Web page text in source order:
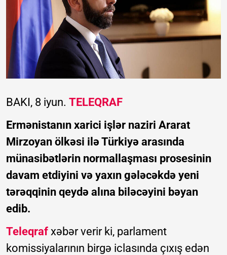
BAKI, 8 iyun. TELEQRAF
Ermənistanın xarici işlər naziri Ararat
Mirzoyan ölkəsi ilə Türkiyə arasında
münasibətlərin normallaşması prosesinin
davam etdiyini və yaxın gələcəkdə yeni
tərəqqinin qeydə alına biləcəyini bəyan
edib.
Teleqraf xəbər verir ki, parlament
komissiyalarının birgə iclasında çıxış edən